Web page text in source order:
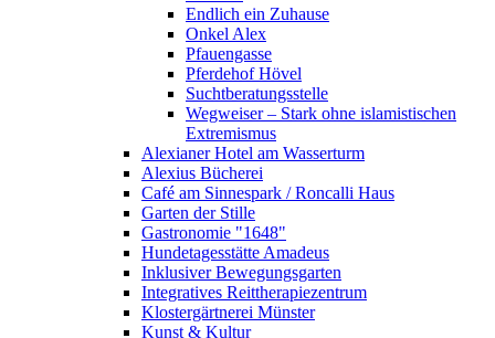
Endlich ein Zuhause
Onkel Alex
Pfauengasse
Pferdehof Hövel
Suchtberatungsstelle
Wegweiser – Stark ohne islamistischen
Extremismus
Alexianer Hotel am Wasserturm
Alexius Bücherei
Café am Sinnespark / Roncalli Haus
Garten der Stille
Gastronomie "1648"
Hundetagesstätte Amadeus
Inklusiver Bewegungsgarten
Integratives Reittherapiezentrum
Klostergärtnerei Münster
Kunst & Kultur